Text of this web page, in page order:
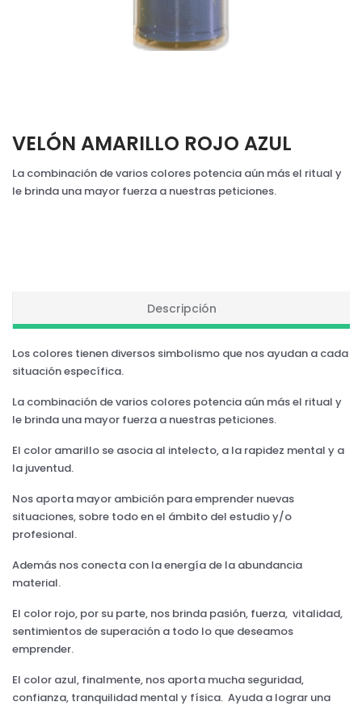
VELÓN AMARILLO ROJO AZUL
La combinación de varios colores potencia aún más el ritual y
le brinda una mayor fuerza a nuestras peticiones.
Descripción
Los colores tienen diversos simbolismo que nos ayudan a cada
situación específica.
La combinación de varios colores potencia aún más el ritual y
le brinda una mayor fuerza a nuestras peticiones.
El color amarillo se asocia al intelecto, a la rapidez mental y a
la juventud.
Nos aporta mayor ambición para emprender nuevas
situaciones, sobre todo en el ámbito del estudio y/o
profesional.
Además nos conecta con la energía de la abundancia
material.
El color rojo, por su parte, nos brinda pasión, fuerza, vitalidad,
sentimientos de superación a todo lo que deseamos
emprender.
El color azul, finalmente, nos aporta mucha seguridad,
confianza, tranquilidad mental y física. Ayuda a lograr una